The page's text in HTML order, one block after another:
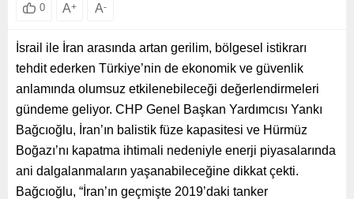
0 A+ A-
İsrail ile İran arasında artan gerilim, bölgesel istikrarı
tehdit ederken Türkiye’nin de ekonomik ve güvenlik
anlamında olumsuz etkilenebileceği değerlendirmeleri
gündeme geliyor. CHP Genel Başkan Yardımcısı Yankı
Bağcıoğlu, İran’ın balistik füze kapasitesi ve Hürmüz
Boğazı’nı kapatma ihtimali nedeniyle enerji piyasalarında
ani dalgalanmaların yaşanabileceğine dikkat çekti.
Bağcıoğlu, “İran’ın geçmişte 2019’daki tanker